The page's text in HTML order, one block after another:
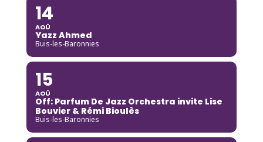
14
AOÛ
Yazz Ahmed
Buis-les-Baronnies
15
AOÛ
Off: Parfum De Jazz Orchestra invite Lise
Bouvier & Rémi Bioulès
Buis-les-Baronnies